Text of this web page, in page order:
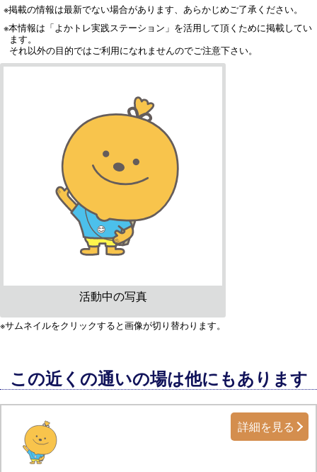
※掲載の情報は最新でない場合があります、あらかじめご了承ください。
※本情報は「よかトレ実践ステーション」を活用して頂くために掲載してい
ます。
それ以外の目的ではご利用になれませんのでご注意下さい。
活動中の写真
※サムネイルをクリックすると画像が切り替わります。
この近くの通いの場は他にもあります
詳細を見る